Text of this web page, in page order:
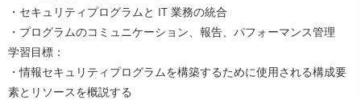
・セキュリティプログラムと IT 業務の統合
・プログラムのコミュニケーション、報告、パフォーマンス管理
学習目標：
・情報セキュリティプログラムを構築するために使用される構成要
素とリソースを概説する